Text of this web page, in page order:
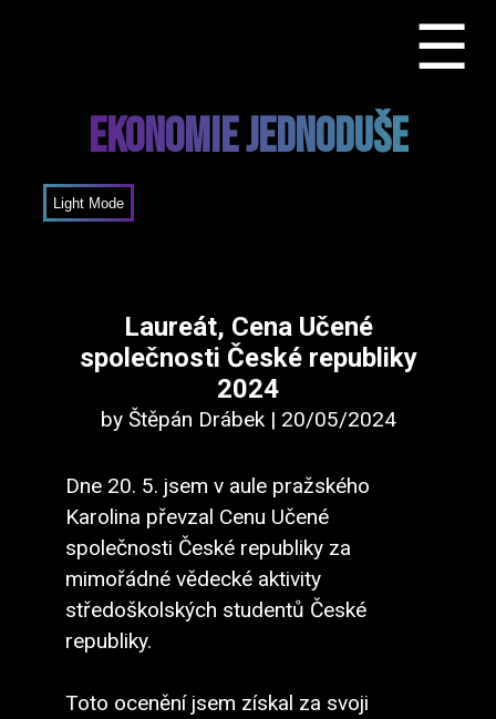
Ekonomie Jednoduše
Mode
☰
Laureát, Cena Učené
společnosti České republiky
2024
by Štěpán Drábek | 20/05/2024
Dne 20. 5. jsem v aule pražského
Karolina převzal Cenu Učené
společnosti České republiky za
mimořádné vědecké aktivity
středoškolských studentů České
republiky.
Toto ocenění jsem získal za svoji